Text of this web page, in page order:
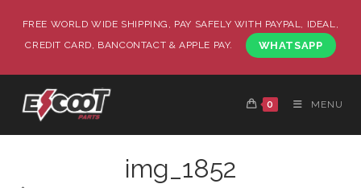
FREE WORLD WIDE SHIPPING, PAY SAFELY WITH PAYPAL, IDEAL,
CREDIT CARD, BANCONTACT & APPLE PAY.
WHATSAPP
0 MENU
img_1852